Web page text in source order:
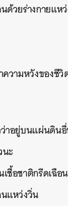
ด้วยร่างกายแห
ความหวังของชี
าอยู่บนแผ่นดิน
ะ
ชื้อชาติกรีดเฉือ
แหว่งวิ่น